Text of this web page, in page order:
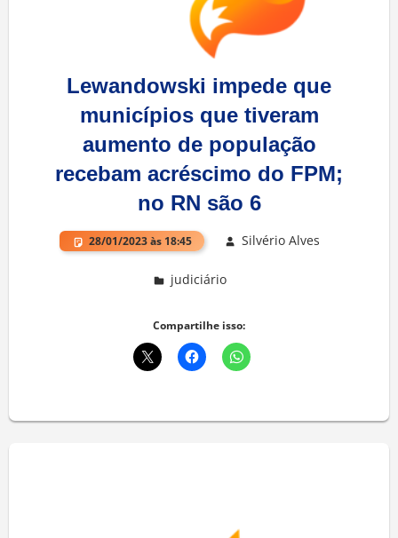
Lewandowski impede que
municípios que tiveram
aumento de população
recebam acréscimo do FPM;
no RN são 6
28/01/2023 às 18:45 Silvério Alves
judiciário
Compartilhe isso: